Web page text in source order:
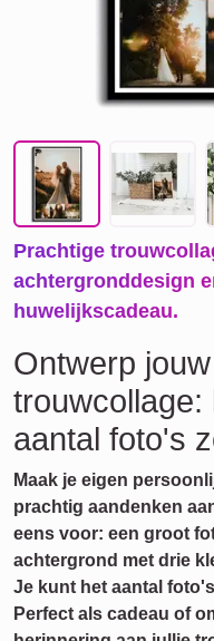
Prachtige
achtergronddesign
huwelijkscadeau.
Ontwerp
trouwcollage:
aantal foto's
Maak je eigen
prachtig aandenken
eens voor: een groot
achtergrond met drie
Je kunt het aantal
Perfect als cadeau of